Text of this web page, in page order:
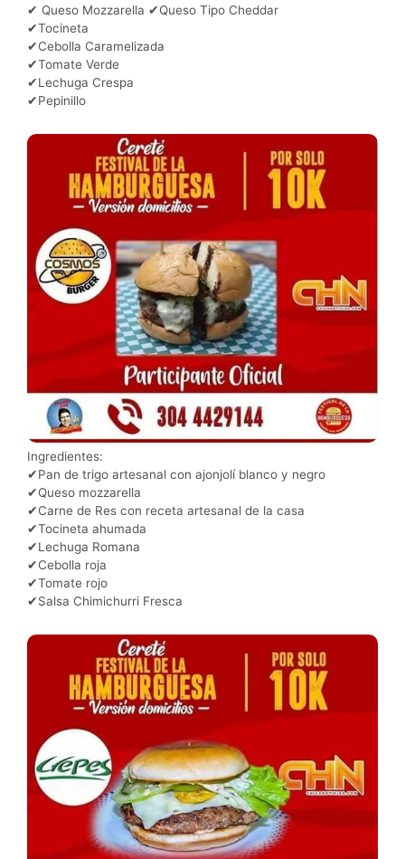
✔ Queso Mozzarella ✔Queso Tipo Cheddar
✔Tocineta
✔Cebolla Caramelizada
✔Tomate Verde
✔Lechuga Crespa
✔Pepinillo
Ingredientes:
✔Pan de trigo artesanal con ajonjolí blanco y negro
✔Queso mozzarella
✔Carne de Res con receta artesanal de la casa
✔Tocineta ahumada
✔Lechuga Romana
✔Cebolla roja
✔Tomate rojo
✔Salsa Chimichurri Fresca